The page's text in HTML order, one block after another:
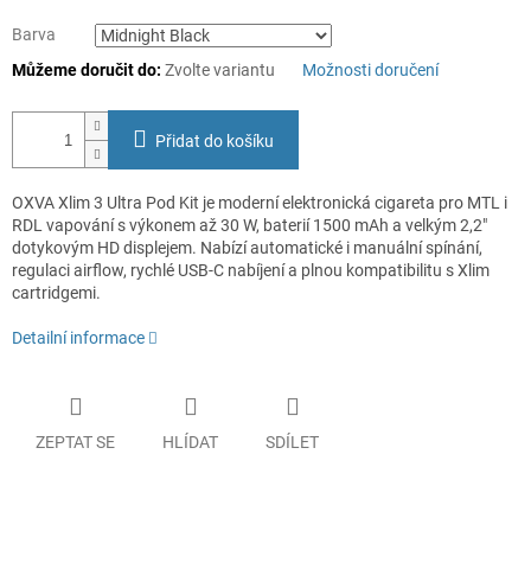
Barva
Můžeme doručit do: Zvolte variantu Možnosti doručení
Přidat do košíku
OXVA Xlim 3 Ultra Pod Kit je moderní elektronická cigareta pro MTL i
RDL vapování s výkonem až 30 W, baterií 1500 mAh a velkým 2,2"
dotykovým HD displejem. Nabízí automatické i manuální spínání,
regulaci airflow, rychlé USB-C nabíjení a plnou kompatibilitu s Xlim
cartridgemi.
Detailní informace
ZEPTAT SE HLÍDAT SDÍLET